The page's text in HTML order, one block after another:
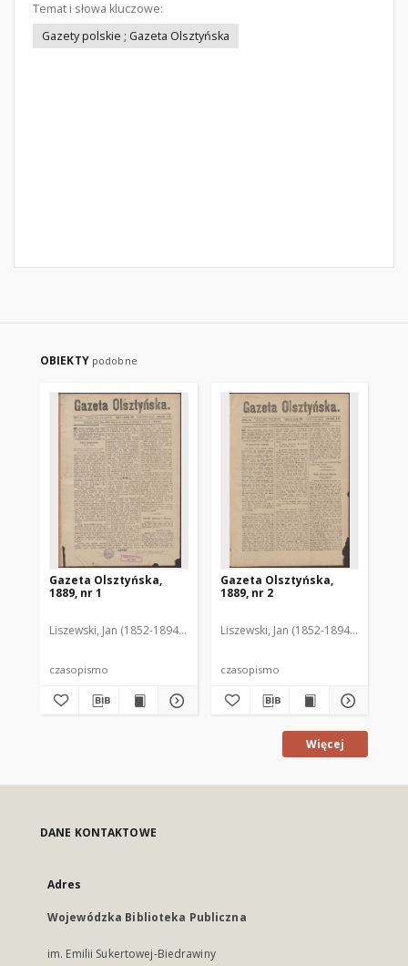
Temat i słowa kluczowe:
Gazety polskie ; Gazeta Olsztyńska
OBIEKTY podobne
Gazeta Olsztyńska,
1889, nr 1
Liszewski, Jan (1852-1894). Red.
czasopismo
Gazeta Olsztyńska,
1889, nr 2
Liszewski, Jan (1852-1894). Red.
czasopismo
Więcej
DANE KONTAKTOWE
Adres
Wojewódzka Biblioteka Publiczna
im. Emilii Sukertowej-Biedrawiny